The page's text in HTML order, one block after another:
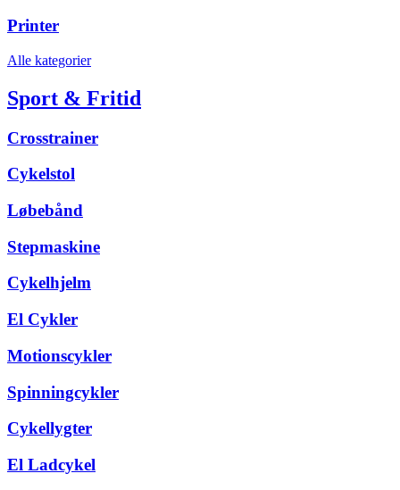
Printer
Alle kategorier
Sport & Fritid
Crosstrainer
Cykelstol
Løbebånd
Stepmaskine
Cykelhjelm
El Cykler
Motionscykler
Spinningcykler
Cykellygter
El Ladcykel